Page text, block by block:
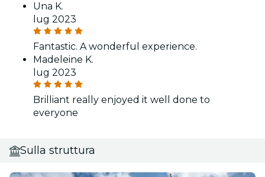
Una K.
lug 2023
Fantastic. A wonderful experience.
Madeleine K.
lug 2023
Brilliant really enjoyed it well done to
everyone
Sulla struttura